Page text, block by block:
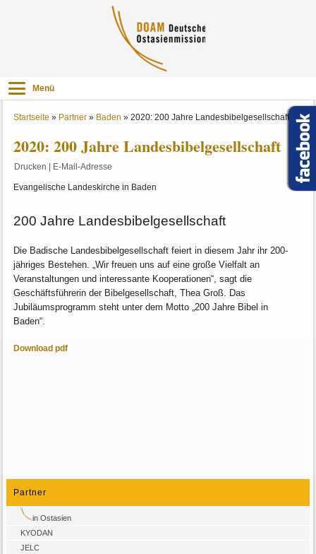
Menü
Startseite » Partner » Baden »2020: 200 Jahre Landesbibelgesellschaft
2020: 200 Jahre Landesbibelgesellschaft
Drucken E-Mail-Adresse
Evangelische Landeskirche in Baden
200 Jahre Landesbibelgesellschaft
Die Badische Landesbibelgesellschaft feiert in diesem Jahr ihr 200-
jähriges Bestehen. „Wir freuen uns auf eine große Vielfalt an
Veranstaltungen und interessante Kooperationen“, sagt die
Geschäftsführerin der Bibelgesellschaft, Thea Groß. Das
Jubiläumsprogramm steht unter dem Motto „200 Jahre Bibel in
Baden“.
Download pdf
Partner
in Ostasien
KYODAN
JELC